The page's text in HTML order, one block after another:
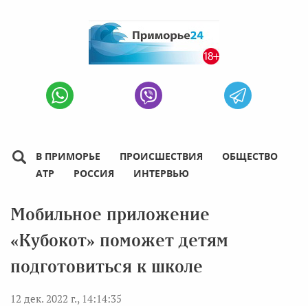
В ПРИМОРЬЕ ПРОИСШЕСТВИЯ
ОБЩЕСТВО
АТР
РОССИЯ ИНТЕРВЬЮ
Мобильное приложение
«Кубокот» поможет детям
подготовиться к школе
12 дек. 2022 г., 14:14:35